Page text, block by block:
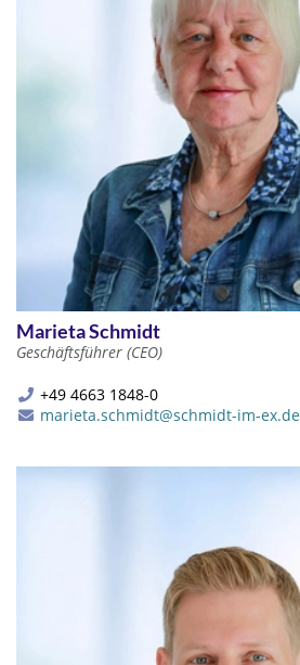
Marieta Schmidt
Geschäftsführer (CEO)
+49 4663 1848-0
marieta.schmidt@schmidt-im-ex.de